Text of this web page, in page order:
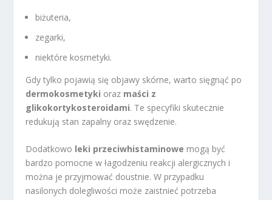
biżuteria,
zegarki,
niektóre kosmetyki.
Gdy tylko pojawią się objawy skórne, warto sięgnąć po
dermokosmetyki oraz maści z
glikokortykosteroidami. Te specyfiki skutecznie
redukują stan zapalny oraz swędzenie.
Dodatkowo leki przeciwhistaminowe mogą być
bardzo pomocne w łagodzeniu reakcji alergicznych i
można je przyjmować doustnie. W przypadku
nasilonych dolegliwości może zaistnieć potrzeba